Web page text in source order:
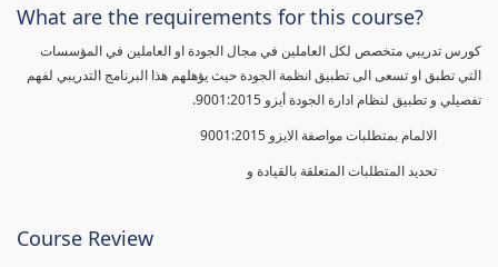
What are the requirements for this course?
كورس تدريبي متخصص لكل العاملين في مجال الجودة او العاملين في المؤسسات
التي تطبق او تسعى الى تطبيق انظمة الجودة حيث يؤهلهم هذا البرنامج التدريبي لفهم
تفصيلي و تطبيق لنظام ادارة الجودة أيزو 9001:2015.
الالمام بمتطلبات مواصفة الايزو 9001:2015
تحديد المتطلبات المتعلقة بالقيادة و
Course Review